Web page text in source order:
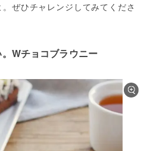
ぜひチャレンジしてみてくださ
。Wチョコブラウニー